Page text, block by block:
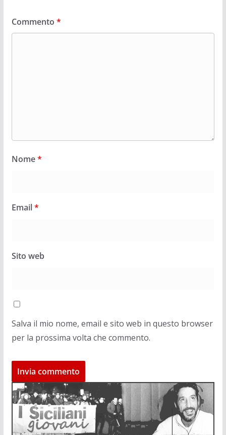
Commento *
Nome*
Email*
Sito web
Salva il mio nome, email e sito web in questo browser
per la prossima volta che commento.